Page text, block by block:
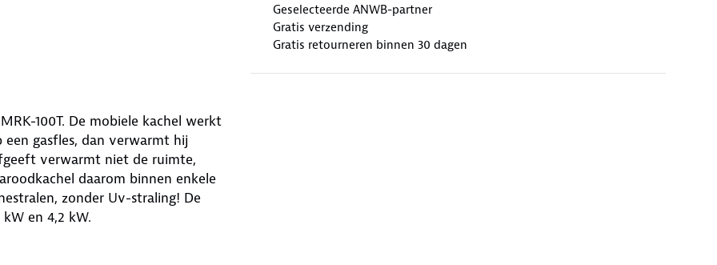
Geselecteerde ANWB-partner
Gratis verzending
Gratis retourneren binnen 30 dagen
100T. De mobiele kachel werkt
gasfles, dan verwarmt hij
verwarmt niet de ruimte,
daarom binnen enkele
zonder Uv-straling! De
en 4,2 kW.
De elektrische verwarming